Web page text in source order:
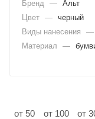
Бренд
— Альт
Цвет — черный
Виды нанесения
—
Материал
—
от 50
от 100
от